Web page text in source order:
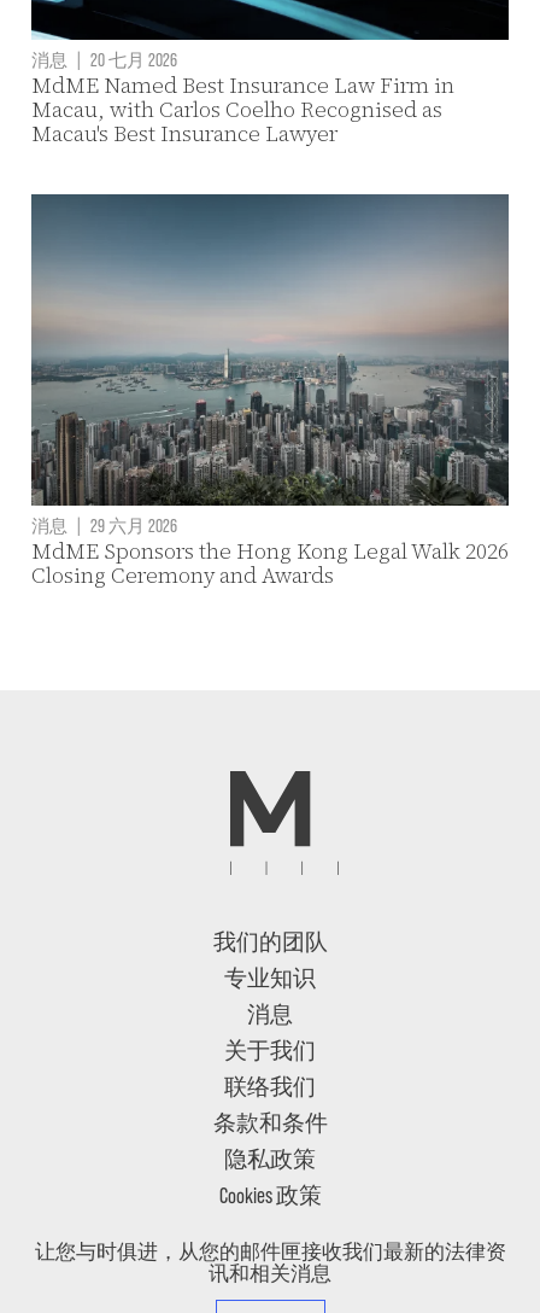
消息 | 20 七月 2026
MdME Named Best Insurance Law Firm in
Macau, with Carlos Coelho Recognised as
Macau's Best Insurance Lawyer
消息 | 29 六月 2026
MdME Sponsors the Hong Kong Legal Walk 2026
Closing Ceremony and Awards
我们的团队
专业知识
消息
关于我们
联络我们
条款和条件
隐私政策
Cookies 政策
让您与时俱进，从您的邮件匣接收我们最新的法律资
讯和相关消息